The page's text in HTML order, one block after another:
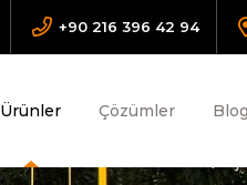
+90 216 396 42 94
Ürünler Çözümler Blog